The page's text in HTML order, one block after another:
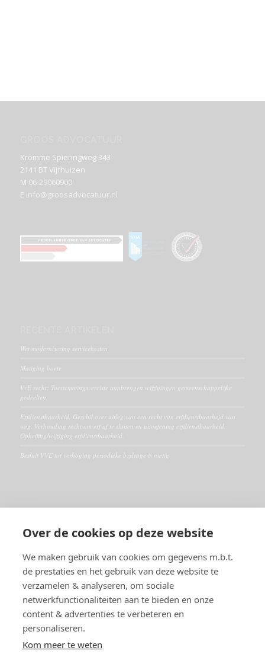
Over de cookies op deze website
We maken gebruik van cookies om gegevens m.b.t.
de prestaties en het gebruik van deze website te
verzamelen & analyseren, om sociale
netwerkfunctionaliteiten aan te bieden en onze
content & advertenties te verbeteren en
personaliseren.
Kom meer te weten
Kromme Spieringweg 343
2141 BT Vijfhuizen
M 06-29060900
E info@groosadvocatuur.nl
Wet modernisering servicekosten
Matiging boete
VvE recht: Toestemmingsvereiste aanbrengen wijzigingen gemeenschappelijke
gedeelten
Erfdienstbaarheid. Geschil over uitleg van een recht van erfdienstbaarheid van
weg. Verhouding recht om erf af te sluiten en uitoefening erfdienstbaarheid.
Opheffing/wijziging erfdienstbaarheid.
Besluit VVE tot verhoging periodieke bijdrage is nietig
Disclaimer
RECHTSGEBIEDEN
Huurrecht
VVE- en Appartementsrecht
Burenrecht en erfdienstbaarheden
Vastgoedrecht